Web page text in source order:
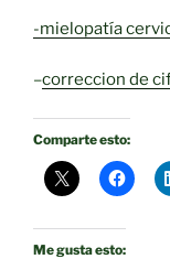
-mielopatía
–correccion de
Comparte esto:
Me gusta esto: